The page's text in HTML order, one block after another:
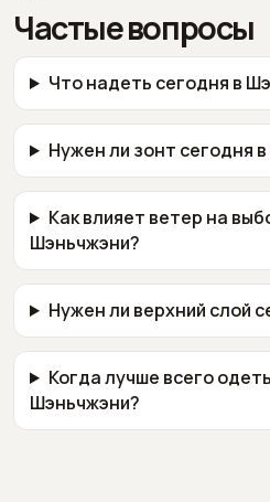
Частые вопросы
Что надеть сегодня в
Нужен ли зонт сегодня
Как влияет ветер на
Шэньчжэни?
Нужен ли верхний слой
Когда лучше всего
Шэньчжэни?